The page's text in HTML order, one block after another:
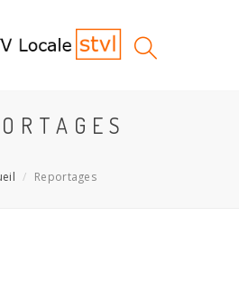
Reportages